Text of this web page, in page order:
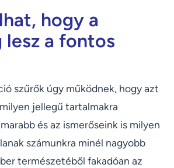
hogy a
lesz a fontos
szűrők úgy működnek, hogy azt
jellegű tartalmakra
és az ismerőseink is milyen
számunkra minél nagyobb
természetéből fakadóan az